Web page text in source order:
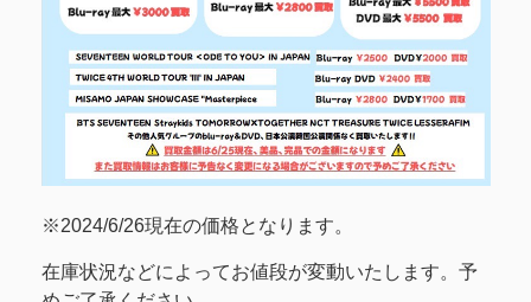
※2024/6/26現在の価格となります。
在庫状況などによってお値段が変動いたします。予